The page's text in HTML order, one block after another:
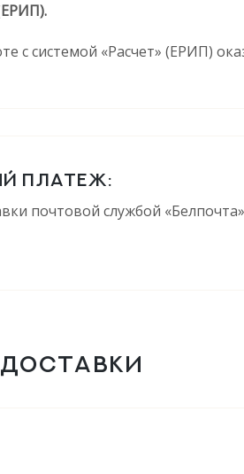
ЕРИП).
с системой «Расчет» (ЕРИП)
ПЛАТЕЖ:
почтовой службой